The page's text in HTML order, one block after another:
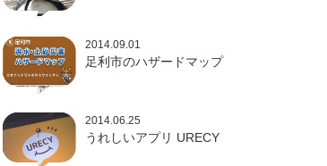
2014.09.01
足利市のハザードマップ
2014.06.25
うれしいアプリ URECY